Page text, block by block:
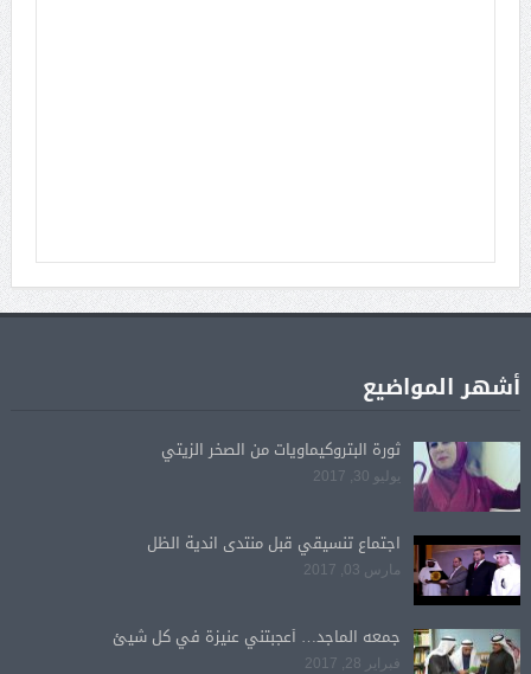
أشهر المواضيع
ثورة البتروكيماويات من الصخر الزيتي
يوليو 30, 2017
اجتماع تنسيقي قبل منتدى اندية الظل
مارس 03, 2017
جمعه الماجد… أعجبتني عنيزة في كل شيئ
فبراير 28, 2017